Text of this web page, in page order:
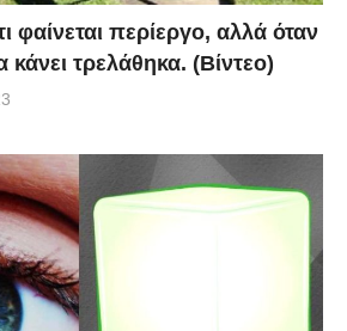
φαίνεται περίεργο, αλλά όταν
κάνει τρελάθηκα. (Βίντεο)